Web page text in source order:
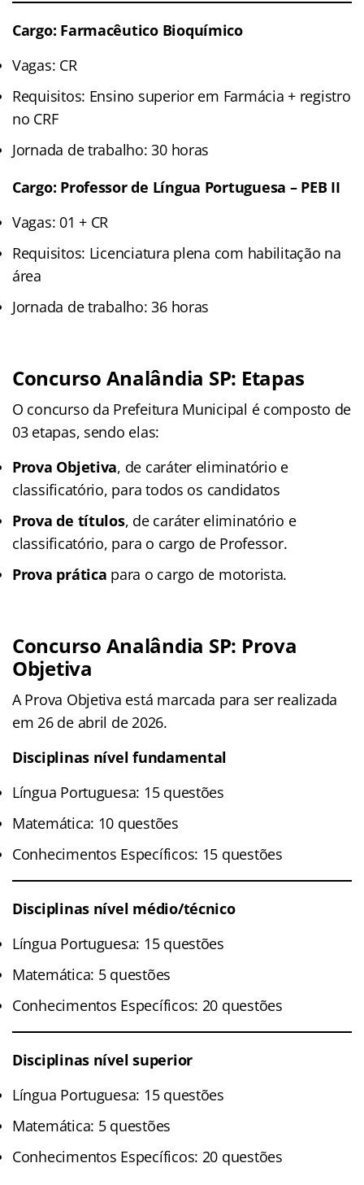
Cargo: Farmacêutico Bioquímico
Vagas: CR
Requisitos: Ensino superior em Farmácia + registro
no CRF
Jornada de trabalho: 30 horas
Cargo: Professor de Língua Portuguesa – PEB II
Vagas: 01 + CR
Requisitos: Licenciatura plena com habilitação na
área
Jornada de trabalho: 36 horas
Concurso Analândia SP: Etapas
O concurso da Prefeitura Municipal é composto de
03 etapas, sendo elas:
Prova Objetiva, de caráter eliminatório e
classificatório, para todos os candidatos
Prova de títulos, de caráter eliminatório e
classificatório, para o cargo de Professor.
Prova prática para o cargo de motorista.
Concurso Analândia SP: Prova
Objetiva
A Prova Objetiva está marcada para ser realizada
em 26 de abril de 2026.
Disciplinas nível fundamental
Língua Portuguesa: 15 questões
Matemática: 10 questões
Conhecimentos Específicos: 15 questões
Disciplinas nível médio/técnico
Língua Portuguesa: 15 questões
Matemática: 5 questões
Conhecimentos Específicos: 20 questões
Disciplinas nível superior
Língua Portuguesa: 15 questões
Matemática: 5 questões
Conhecimentos Específicos: 20 questões